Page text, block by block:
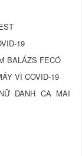
19
BALÁZS FECÓ
VÌ COVID-19
DANH CA MAI